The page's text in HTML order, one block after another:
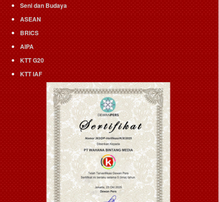
Seni dan Budaya
ASEAN
BRICS
AIPA
KTT G20
KTT IAF